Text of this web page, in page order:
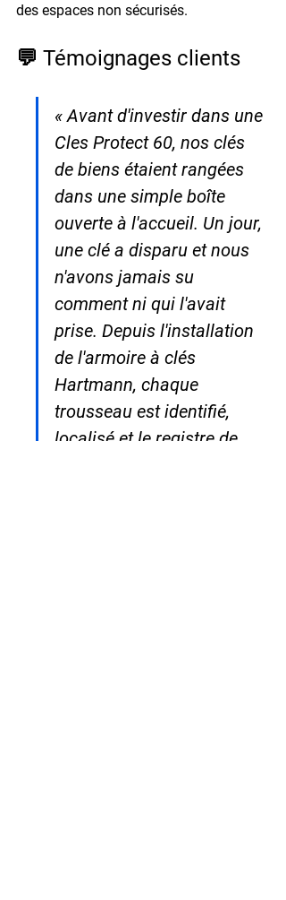
des espaces non sécurisés.
💬 Témoignages clients
« Avant d'investir dans une
Cles Protect 60, nos clés
de biens étaient rangées
dans une simple boîte
ouverte à l'accueil. Un jour,
une clé a disparu et nous
n'avons jamais su
comment ni qui l'avait
prise. Depuis l'installation
de l'armoire à clés
Hartmann, chaque
trousseau est identifié,
localisé et le registre de